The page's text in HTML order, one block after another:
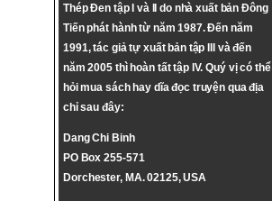
Thép Đen tập I và II do nhà xuất bản Đông
Tiến phát hành từ năm 1987. Đến năm
1991, tác giả tự xuất bản tập III và đến
năm 2005 thì hoàn tất tập IV. Quý vị có thể
hỏi mua sách hay dĩa đọc truyện qua địa
chỉ sau đây:
Dang Chi Binh
PO Box 255-571
Dorchester, MA. 02125, USA